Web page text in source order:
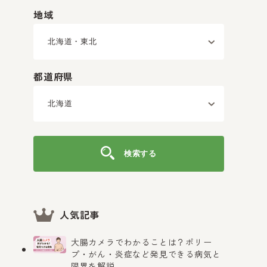
地域
都道府県
検索する
人気記事
大腸カメラでわかることは？ポリー
プ・がん・炎症など発見できる病気と